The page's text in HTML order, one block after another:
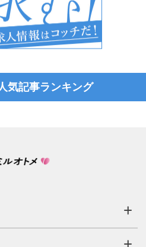
気記事ランキング